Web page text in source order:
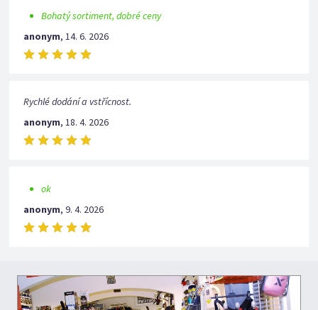
Bohatý sortiment, dobré ceny
anonym,14. 6. 2026
Rychlé dodání a vstřícnost.
anonym,18. 4. 2026
ok
anonym,9. 4. 2026